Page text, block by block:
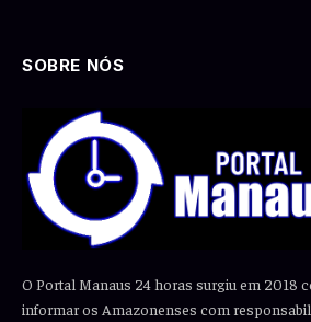
SOBRE NÓS
O Portal Manaus 24 horas surgiu em 2018
informar os Amazonenses com